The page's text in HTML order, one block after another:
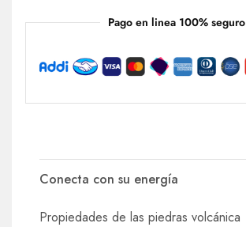
Pago en linea 100% seguro
Conecta con su energía
Propiedades de las piedras volcánica